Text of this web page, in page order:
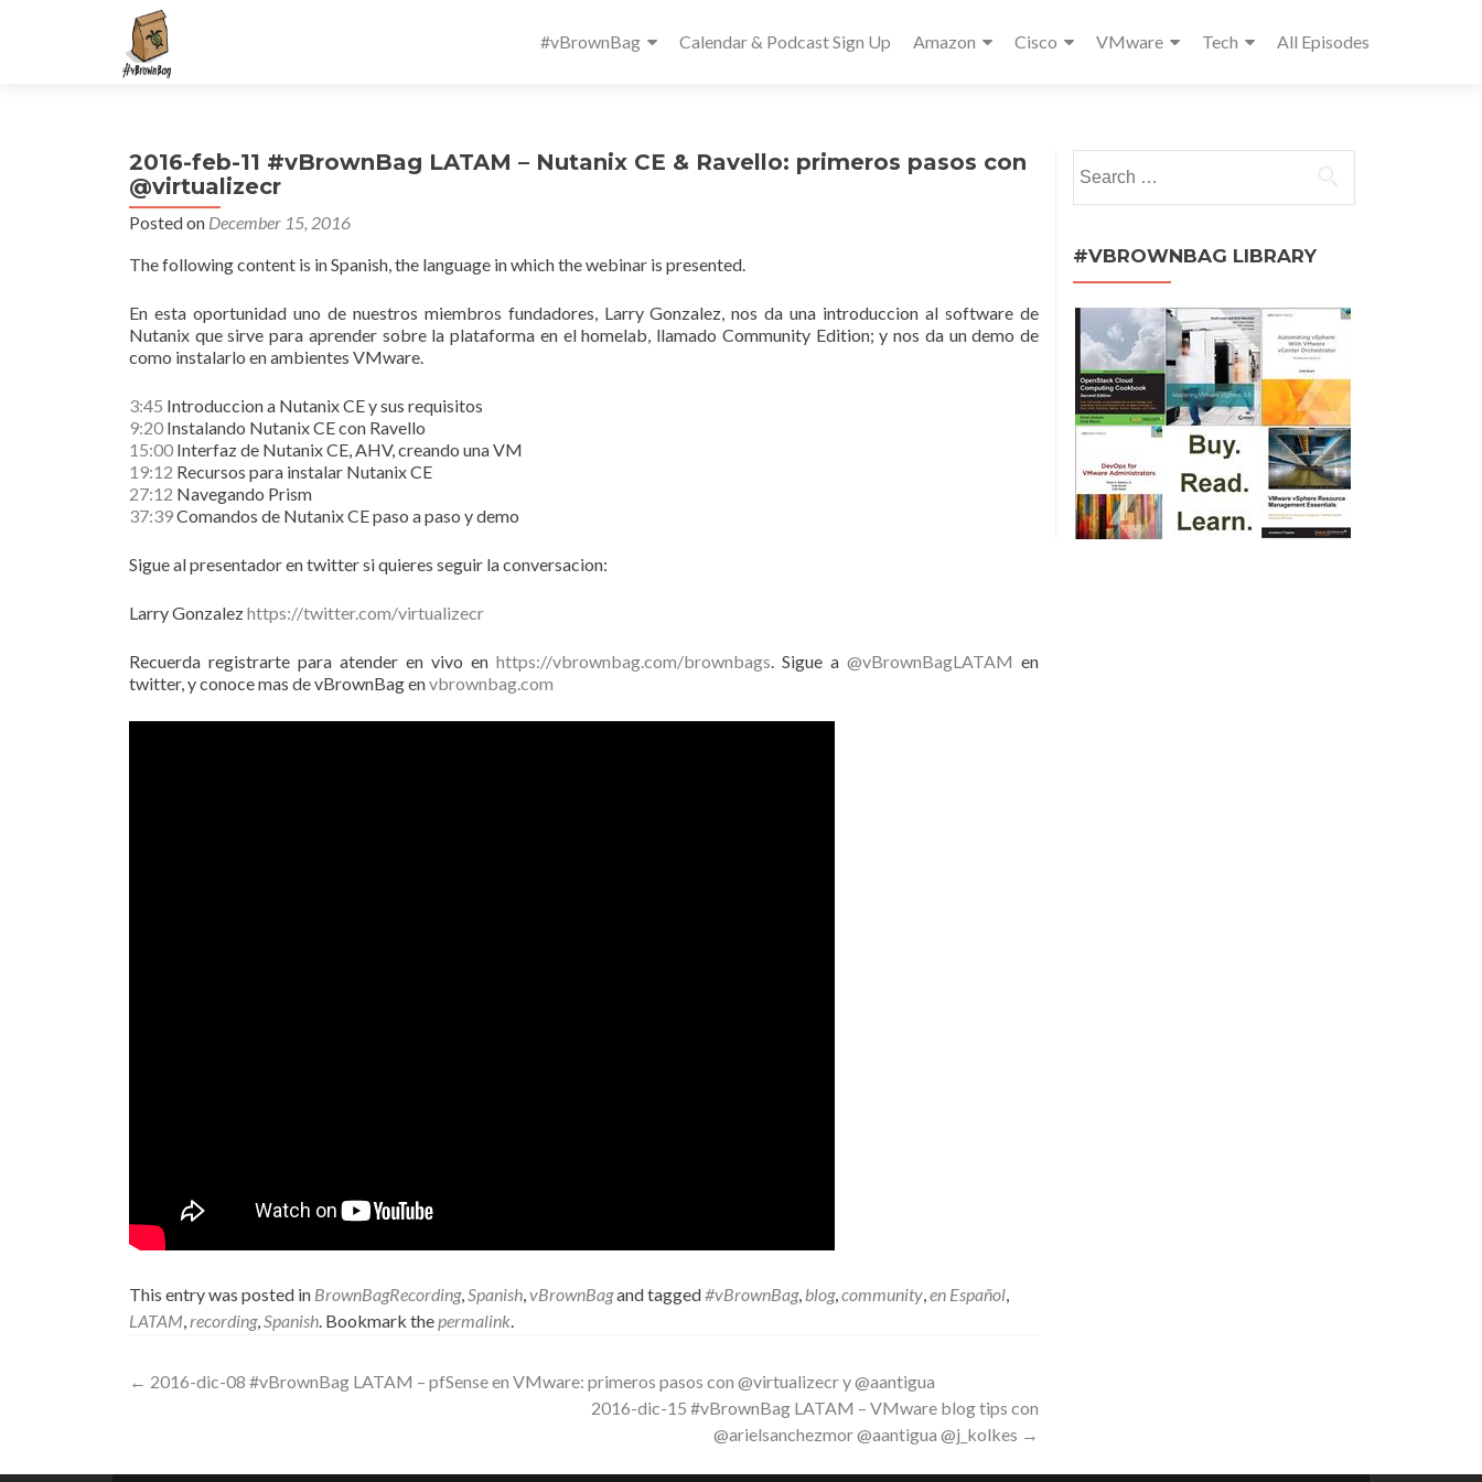
Menu
#vBrownBag Calendar & Podcast Sign Up Amazon Cisco VMware Tech All Episodes
2016-feb-11 #vBrownBag LATAM – Nutanix CE & Ravello: primeros pasos con
@virtualizecr
Posted on December 15, 2016
The following content is in Spanish, the language in which the webinar is presented.
En esta oportunidad uno de nuestros miembros fundadores, Larry Gonzalez, nos da una introduccion al software de
Nutanix que sirve para aprender sobre la plataforma en el homelab, llamado Community Edition; y nos da un demo de
como instalarlo en ambientes VMware.
3:45 Introduccion a Nutanix CE y sus requisitos
9:20 Instalando Nutanix CE con Ravello
15:00 Interfaz de Nutanix CE, AHV, creando una VM
19:12 Recursos para instalar Nutanix CE
27:12 Navegando Prism
37:39Comandos de Nutanix CE paso a paso y demo
Sigue al presentador en twitter si quieres seguir la conversacion:
Larry Gonzalezhttps://twitter.com/virtualizecr
Recuerda registrarte para atender en vivo en https://vbrownbag.com/brownbags. Sigue a @vBrownBagLATAM en
twitter, y conoce mas de vBrownBag envbrownbag.com
This entry was posted in BrownBagRecording,Spanish,vBrownBagand tagged#vBrownBag, blog,community,en Español,
LATAM,recording,Spanish. Bookmark thepermalink.
Post
← 2016-dic-08 #vBrownBag LATAM – pfSense en VMware: primeros pasos con @virtualizecr y @aantigua
2016-dic-15 #vBrownBag LATAM – VMware blog tips con
@arielsanchezmor @aantigua @j_kolkes →
for:
#VBROWNBAG LIBRARY